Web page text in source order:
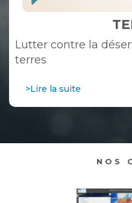
Lutter contre la
terres
>Lire la suite
NOS